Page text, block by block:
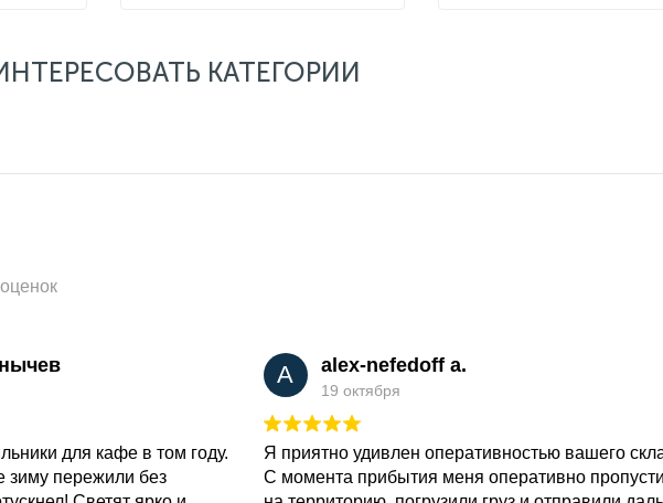
КАТЕГОРИИ
для кафе в том году.
зиму пережили без
A alex-nefedoff a.
19 октября
Я приятно удивлен оперативностью вашего
С момента прибытия меня оперативно